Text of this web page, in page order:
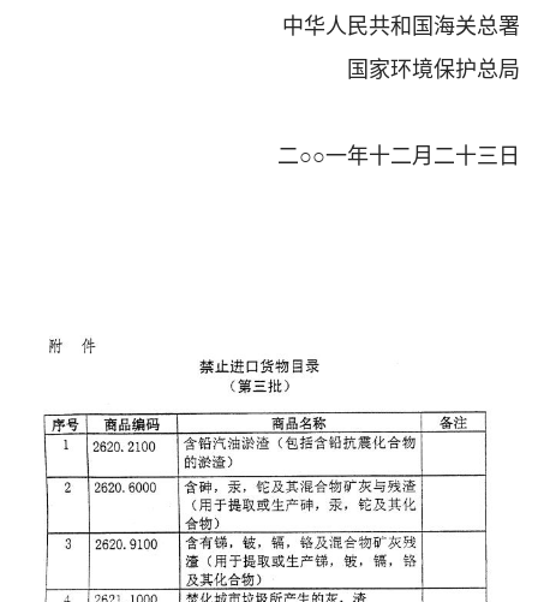
中华人民共和国海关总署
国家环境保护总局
二○○一年十二月二十三日